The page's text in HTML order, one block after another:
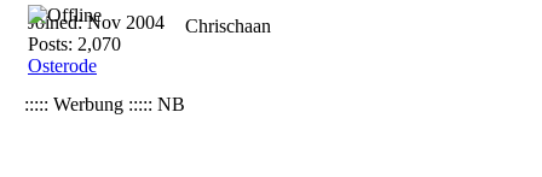
Joined:Nov 2004
Posts: 2,070
Osterode
Chrischaan
::::: Werbung ::::: NB